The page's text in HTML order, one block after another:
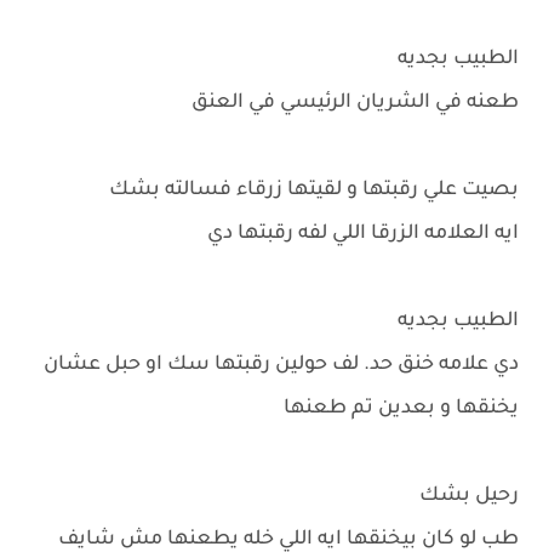
الطبيب بجديه
طعنه في الشريان الرئيسي في العنق
بصيت علي رقبتها و لقيتها زرقاء فسالته بشك
ايه العلامه الزرقا اللي لفه رقبتها دي
الطبيب بجديه
دي علامه خنق حد. لف حولين رقبتها سك او حبل عشان
يخنقها و بعدين تم طعنها
رحيل بشك
طب لو كان بيخنقها ايه اللي خله يطعنها مش شايف